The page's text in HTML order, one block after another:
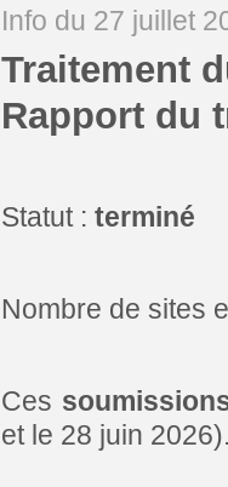
Info du 27 juillet
Traitement
Rapport du
Statut : terminé
Nombre de sites
Ces
et le 28 juin 2026).